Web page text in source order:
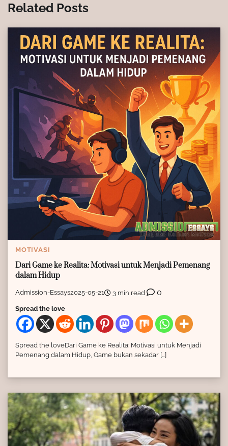
Related Posts
MOTIVASI
Dari Game ke Realita: Motivasi untuk Menjadi Pemenang
dalam Hidup
Admission-Essays2025-05-21 3 min read 0
Spread the love
Spread the loveDari Game ke Realita: Motivasi untuk Menjadi
Pemenang dalam Hidup, Game bukan sekadar […]